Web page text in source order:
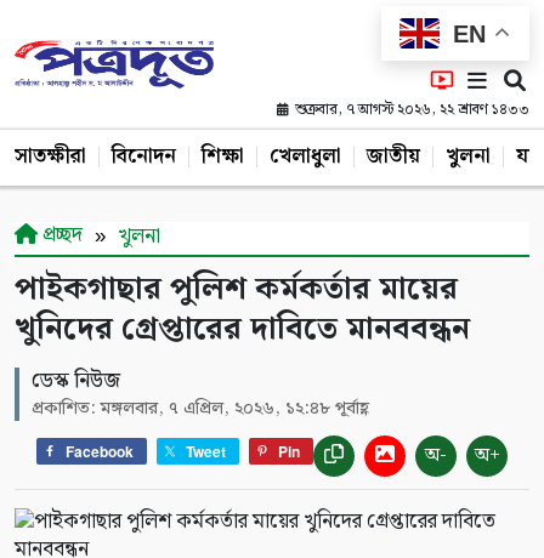
EN
শুক্রবার, ৭ আগস্ট ২০২৬, ২২ শ্রাবণ ১৪৩৩
সাতক্ষীরা বিনোদন শিক্ষা খেলাধুলা জাতীয় খুলনা
প্রচ্ছদ খুলনা
পাইকগাছার পুলিশ কর্মকর্তার মায়ের
খুনিদের গ্রেপ্তারের দাবিতে মানববন্ধন
ডেস্ক নিউজ
প্রকাশিত: মঙ্গলবার, ৭ এপ্রিল, ২০২৬, ১২:৪৮ পূর্বাহ্ণ
Facebook Tweet Pin অ- অ+